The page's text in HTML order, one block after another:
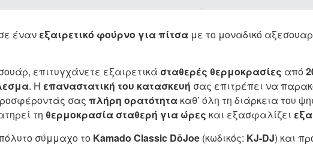
έναν εξαιρετικό φούρνο για πίτσα με το μοναδικό αξεσουαρ
επιτυγχάνετε εξαιρετικά σταθερές θερμοκρασίες από
. Η επαναστατική του κατασκευή σας επιτρέπει να
σας πλήρη ορατότητα καθ’ όλη τη διάρκεια του
τη θερμοκρασία σταθερή για ώρες και εξασφαλίζει
σύμμαχο το Kamado Classic DōJoe (κωδικός: KJ-DJ) και